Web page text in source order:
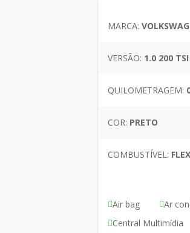
MARCA:
VERSÃO: 1.0 200
QUILOMETRAGEM:
COR: PRETO
COMBUSTÍVEL: FLEX
Air bag Ar
Central Multimídia